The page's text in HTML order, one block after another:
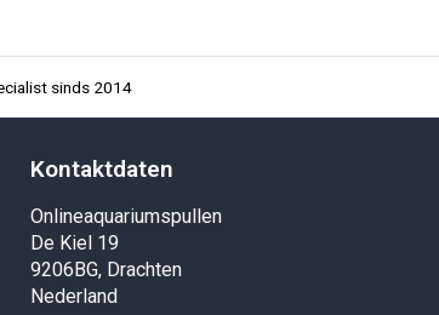
sinds 2014
Kontaktdaten
Onlineaquariumspullen
De Kiel 19
9206BG, Drachten
Nederland